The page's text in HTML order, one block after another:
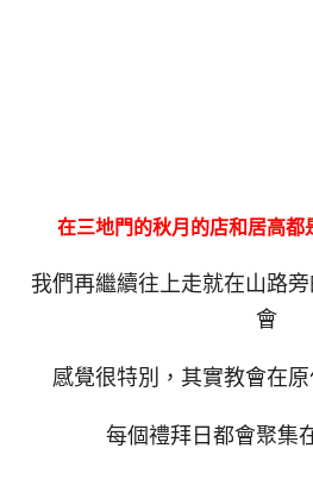
在三地門的秋月的店和居高都
我們再繼續往上走就在山路
會
感覺很特別，其實教會在
每個禮拜日都會聚集